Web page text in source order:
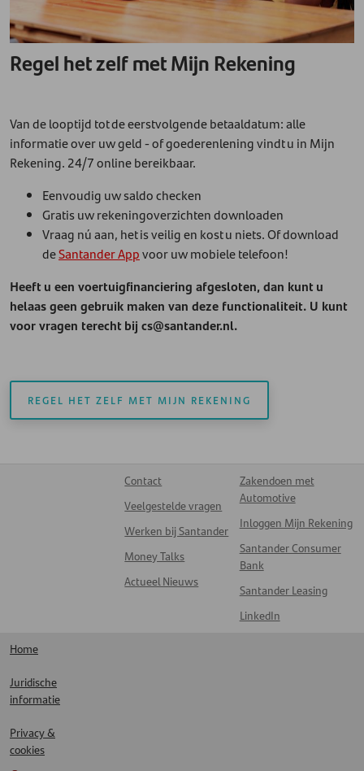
Regel het zelf met Mijn Rekening
Van de looptijd tot de eerstvolgende betaaldatum: alle
informatie over uw geld - of goederenlening vindt u in Mijn
Rekening. 24/7 online bereikbaar.
Eenvoudig uw saldo checken
Gratis uw rekeningoverzichten downloaden
Vraag nú aan, het is veilig en kost u niets. Of download
deSantander Appvoor uw mobiele telefoon!
Heeft u een voertuigfinanciering afgesloten, dan kunt u
helaas geen gebruik maken van deze functionaliteit. U kunt
voor vragen terecht bij cs@santander.nl.
REGEL HET ZELF MET MIJN REKENING
Contact
Veelgestelde vragen
Werken bij Santander
Money Talks
Actueel Nieuws
Zakendoen met
Automotive
Inloggen Mijn Rekening
Santander Consumer
Bank
Santander Leasing
LinkedIn
Home
Juridische
informatie
Privacy &
cookies